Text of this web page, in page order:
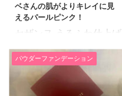
ベさんの肌がよりキレイに見
えるパールピンク！
セザンヌ うるふわ仕上げ
パウダーは、メイクの崩
れを防いで毛穴をふんわ
りカバーしてくれて
SPF16の日常的な紫外線
パウダーファンデーション